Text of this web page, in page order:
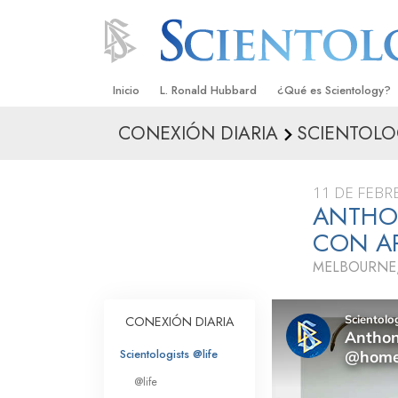
Inicio L. Ronald Hubbard ¿Qué es Scientology?
Creencias y Prácticas
Qué dicen los
Scientology
Conoce a un
Los Principios
Una Introducción a
CONEXIÓN DIARIA
11 DE
CON
CONEXIÓN DIARIA
Scientologists @life
@life